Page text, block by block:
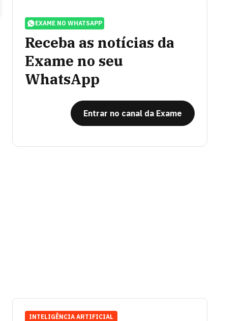
EXAME NO WHATSAPP
Receba as notícias da
Exame no seu
WhatsApp
Entrar no canal da Exame
INTELIGÊNCIA ARTIFICIAL